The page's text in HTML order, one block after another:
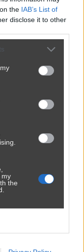
the IAB’s List of
disclose it to other
my
the